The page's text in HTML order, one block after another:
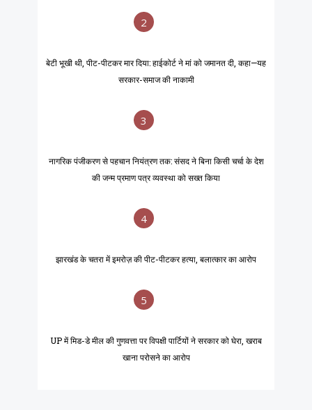
2
बेटी भूखी थी, पीट-पीटकर मार दिया: हाईकोर्ट ने मां को जमानत दी, कहा—यह
सरकार-समाज की नाकामी
3
नागरिक पंजीकरण से पहचान नियंत्रण तक: संसद ने बिना किसी चर्चा के देश
की जन्म प्रमाण पत्र व्यवस्था को सख्त किया
4
झारखंड के चतरा में इमरोज़ की पीट-पीटकर हत्या, बलात्कार का आरोप
5
UP में मिड-डे मील की गुणवत्ता पर विपक्षी पार्टियों ने सरकार को घेरा, खराब
खाना परोसने का आरोप